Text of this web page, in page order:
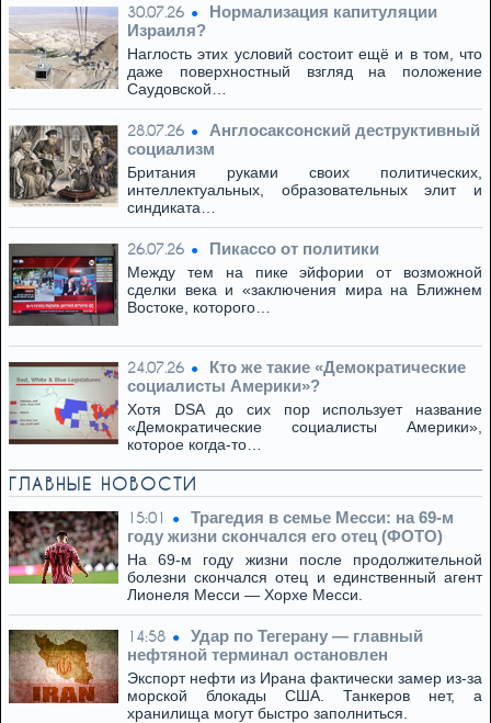
30.07.26
Нормализация капитуляции
Израиля?
Наглость этих условий состоит ещё и в том, что
даже поверхностный взгляд на положение
Саудовской…
28.07.26
Англосаксонский деструктивный
социализм
Британия руками своих политических,
интеллектуальных, образовательных элит и
синдиката…
26.07.26 Пикассо от политики
Между тем на пике эйфории от возможной
сделки века и «заключения мира на Ближнем
Востоке, которого…
24.07.26
Кто же такие «Демократические
социалисты Америки»?
Хотя DSA до сих пор использует название
«Демократические социалисты Америки»,
которое когда-то…
ГЛАВНЫЕ НОВОСТИ
15:01
Трагедия в семье Месси: на 69-м
году жизни скончался его отец (ФОТО)
На 69-м году жизни после продолжительной
болезни скончался отец и единственный агент
Лионеля Месси — Хорхе Месси.
14:58
Удар по Тегерану — главный
нефтяной терминал остановлен
Экспорт нефти из Ирана фактически замер из-за
морской блокады США. Танкеров нет, а
хранилища могут быстро заполниться.